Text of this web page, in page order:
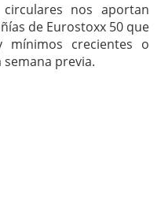
nos aportan
de Eurostoxx 50 que
mínimos crecientes o
previa.